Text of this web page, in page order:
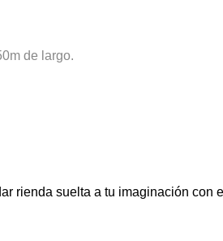
de largo.
rienda suelta a tu imaginación con